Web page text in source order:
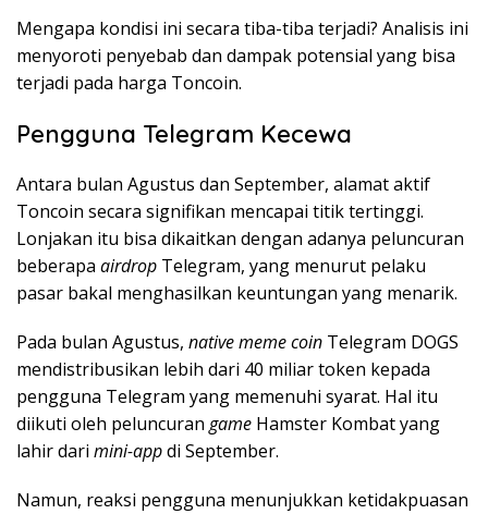
Mengapa kondisi ini secara tiba-tiba terjadi? Analisis ini
menyoroti penyebab dan dampak potensial yang bisa
terjadi pada harga Toncoin.
Pengguna Telegram Kecewa
Antara bulan Agustus dan September, alamat aktif
Toncoin secara signifikan mencapai titik tertinggi.
Lonjakan itu bisa dikaitkan dengan adanya peluncuran
beberapa airdrop Telegram, yang menurut pelaku
pasar bakal menghasilkan keuntungan yang menarik.
Pada bulan Agustus, native meme coin Telegram DOGS
mendistribusikan lebih dari 40 miliar token kepada
pengguna Telegram yang memenuhi syarat. Hal itu
diikuti oleh peluncuran game Hamster Kombat yang
lahir dari mini-appdi September.
Namun, reaksi pengguna menunjukkan ketidakpuasan